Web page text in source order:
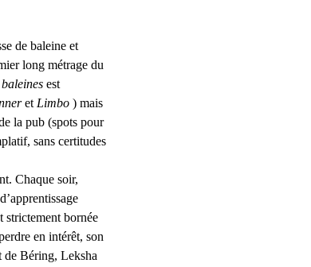
de baleine et
long métrage du
est
et Limbo ) mais
la pub (spots pour
sans certitudes
Chaque soir,
strictement bornée
en intérêt, son
de Béring, Leksha